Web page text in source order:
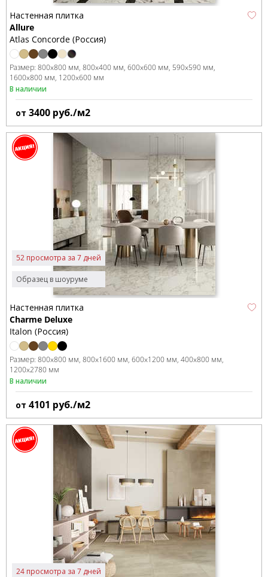
Настенная плитка
Allure
Atlas Concorde (Россия)
Размер: 800x800 мм 800x400 мм 600x600 мм 590x590 мм
1600x800 мм 1200x600 мм
В наличии
от 3400 руб./м2
Образец в шоуруме
52 просмотра за 7 дней
Настенная плитка
Charme Deluxe
Italon (Россия)
Размер: 800x800 мм 800x1600 мм 600x1200 мм 400x800 мм
1200x2780 мм
В наличии
от 4101 руб./м2
24 просмотра за 7 дней